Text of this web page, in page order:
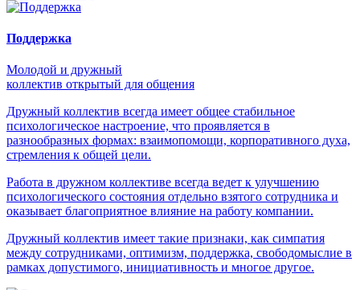
Поддержка
Молодой и дружный
коллектив открытый для общения
Дружный коллектив всегда имеет общее стабильное
психологическое настроение, что проявляется в
разнообразных формах: взаимопомощи, корпоративного духа,
стремления к общей цели.
Работа в дружном коллективе всегда ведет к улучшению
психологического состояния отдельно взятого сотрудника и
оказывает благоприятное влияние на работу компании.
Дружный коллектив имеет такие признаки, как симпатия
между сотрудниками, оптимизм, поддержка, свободомыслие в
рамках допустимого, инициативность и многое другое.